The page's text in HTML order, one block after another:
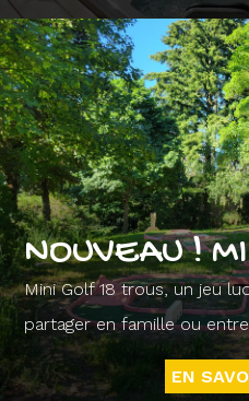
NOUVEAU !
Mini Golf 18 trous, un jeu
partager en famille ou
EN